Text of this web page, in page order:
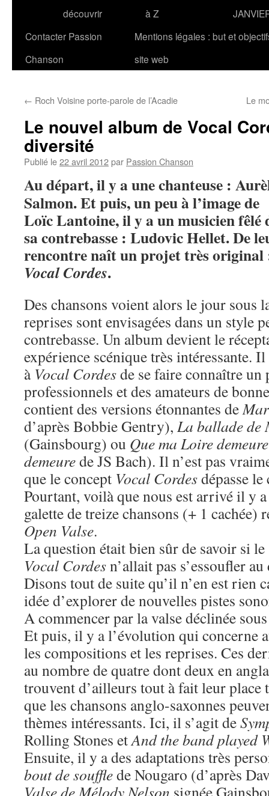
découvrir
à Z
Contacter Passion
Chanson
Mentions légales : but et
site web
← Roch Voisine porte-parole de l’Acadie Le
Le nouvel album de Vocal
diversité
Publié le22 avril 2012par Passion Chanson
Au départ, il y a une chanteuse :
Salmon. Et puis, un peu à l’image de
Loïc Lantoine, il y a un musicien fêlé
sa contrebasse : Ludovic Hellet. De
rencontre naît un projet très original
Vocal Cordes.
Des chansons voient alors le jour sous
reprises sont envisagées dans un style
contrebasse. Un album devient le
expérience scénique très intéressante.
à Vocal Cordesde se faire connaître un
professionnels et des amateurs de
contient des versions étonnantes de
d’après Bobbie Gentry), La ballade de
(Gainsbourg) ou Que ma Loire demeure
demeurede JS Bach). Il n’est pas
que le concept Vocal Cordesdépasse
Pourtant, voilà que nous est arrivé il y
galette de treize chansons (+ 1 cachée)
Open Valse.
La question était bien sûr de savoir si
Vocal Cordesn’allait pas s’essoufler
Disons tout de suite qu’il n’en est rien
idée d’explorer de nouvelles pistes
A commencer par la valse déclinée
Et puis, il y a l’évolution qui concerne
les compositions et les reprises. Ces
au nombre de quatre dont deux en
trouvent d’ailleurs tout à fait leur place
que les chansons anglo-saxonnes
thèmes intéressants. Ici, il s’agit de
Rolling Stones etAnd the band played
Ensuite, il y a des adaptations très
bout de soufflede Nougaro (d’après
Valse de Mélody Nelson signée